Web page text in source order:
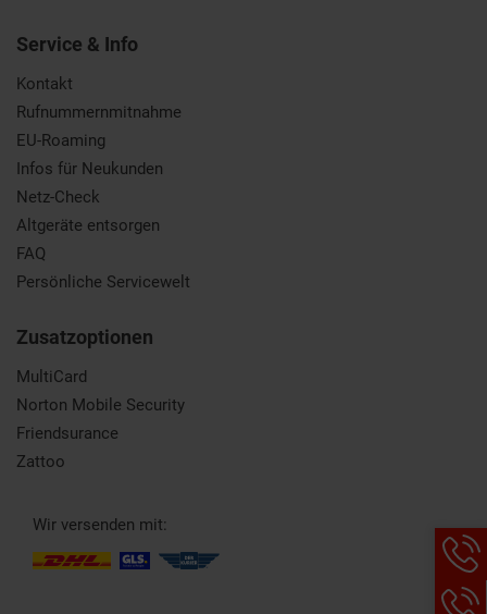
Service & Info
Kontakt
Rufnummernmitnahme
EU-Roaming
Infos für Neukunden
Netz-Check
Altgeräte entsorgen
FAQ
Persönliche Servicewelt
Zusatzoptionen
MultiCard
Norton Mobile Security
Friendsurance
Zattoo
Wir versenden mit: